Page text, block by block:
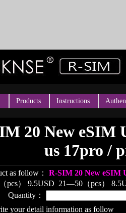
Products Instructions
20 New eSIM
us 17pro /
as follow： R-SIM 20 New eSIM
pcs） 9.5USD 21—50（pcs）
Quantity：
your detail information as follow